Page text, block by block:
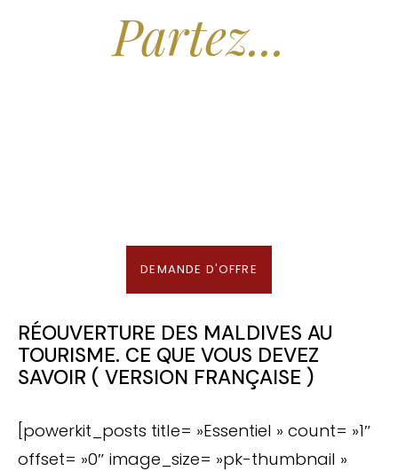
Partez...
DEMANDE D'OFFRE
RÉOUVERTURE DES MALDIVES AU
TOURISME. CE QUE VOUS DEVEZ
SAVOIR ( VERSION FRANÇAISE )
[powerkit_posts title= »Essentiel » count= »1″
offset= »0″ image_size= »pk-thumbnail »